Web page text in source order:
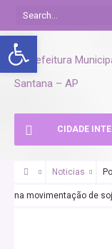
Abrir a barra de
CIDADE
Noticias
na movimentação de